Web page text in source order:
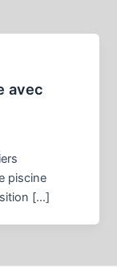
avec
piscine
[…]